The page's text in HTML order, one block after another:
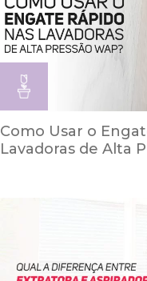
Como Usar o
Lavadoras de Alta